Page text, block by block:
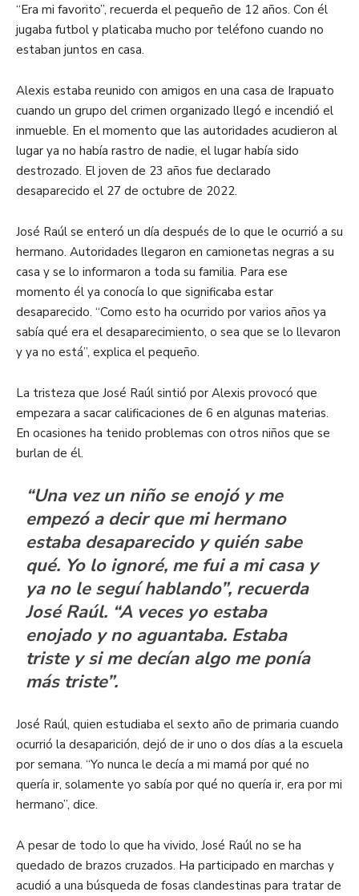
“Era mi favorito”, recuerda el pequeño de 12 años. Con él
jugaba futbol y platicaba mucho por teléfono cuando no
estaban juntos en casa.
Alexis estaba reunido con amigos en una casa de Irapuato
cuando un grupo del crimen organizado llegó e incendió el
inmueble. En el momento que las autoridades acudieron al
lugar ya no había rastro de nadie, el lugar había sido
destrozado. El joven de 23 años fue declarado
desaparecido el 27 de octubre de 2022.
José Raúl se enteró un día después de lo que le ocurrió a su
hermano. Autoridades llegaron en camionetas negras a su
casa y se lo informaron a toda su familia. Para ese
momento él ya conocía lo que significaba estar
desaparecido. “Como esto ha ocurrido por varios años ya
sabía qué era el desaparecimiento, o sea que se lo llevaron
y ya no está”, explica el pequeño.
La tristeza que José Raúl sintió por Alexis provocó que
empezara a sacar calificaciones de 6 en algunas materias.
En ocasiones ha tenido problemas con otros niños que se
burlan de él.
“Una vez un niño se enojó y me
empezó a decir que mi hermano
estaba desaparecido y quién sabe
qué. Yo lo ignoré, me fui a mi casa y
ya no le seguí hablando”, recuerda
José Raúl. “A veces yo estaba
enojado y no aguantaba. Estaba
triste y si me decían algo me ponía
más triste”.
José Raúl, quien estudiaba el sexto año de primaria cuando
ocurrió la desaparición, dejó de ir uno o dos días a la escuela
por semana. “Yo nunca le decía a mi mamá por qué no
quería ir, solamente yo sabía por qué no quería ir, era por mi
hermano”, dice.
A pesar de todo lo que ha vivido, José Raúl no se ha
quedado de brazos cruzados. Ha participado en marchas y
acudió a una búsqueda de fosas clandestinas para tratar de